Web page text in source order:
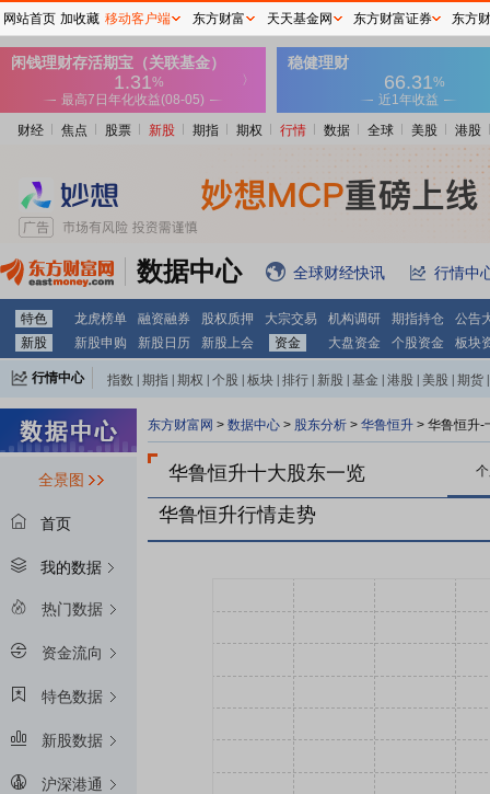
财经 焦点 股票 新股 期指 期权 行情 数据 全球 美股 港股
数据中心 全球财经快讯 行情中
特色 龙虎榜单 融资融券 股权质押 大宗交易 机构调研 期指持仓
公告
新股
新股申购 新股日历 新股上会 资金 大盘资金 个股资金 板块
行情中心 指数 期指 期权 个股 板块 排行 新股 基金 港股 美股 期货
全景图
首页
我的数据
热门数据
资金流向
特色数据
新股数据
沪深港通
东方财富网 > 数据中心 > 股东分析 > 华鲁恒升 > 华鲁恒升-
华鲁恒升十大股东一览
华鲁恒升行情走势
网站首页 加收藏 移动客户端 东方财富 天天基金网 东方财富证券 东方